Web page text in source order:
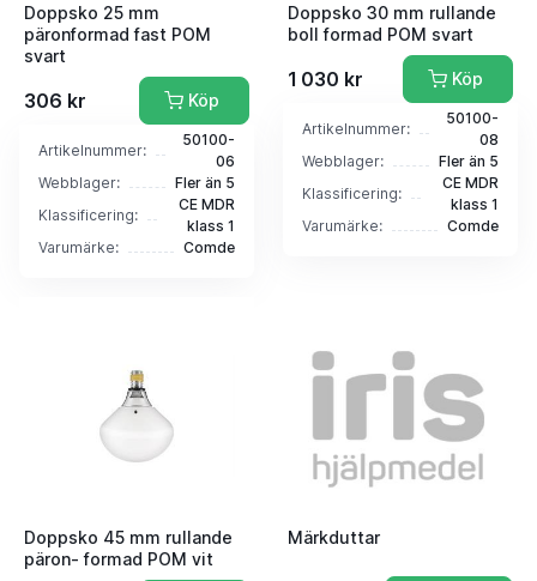
Doppsko 25 mm
päronformad fast POM
svart
306 kr Köp
Artikelnummer:
50100-
06
Webblager:
Fler än 5
Klassificering:
CE MDR
klass 1
Varumärke:
Comde
Doppsko 30 mm rullande
boll formad POM svart
1 030 kr Köp
Artikelnummer:
50100-
08
Webblager:
Fler än 5
Klassificering:
CE MDR
klass 1
Varumärke:
Comde
Doppsko 45 mm rullande
päron- formad POM vit
Märkduttar